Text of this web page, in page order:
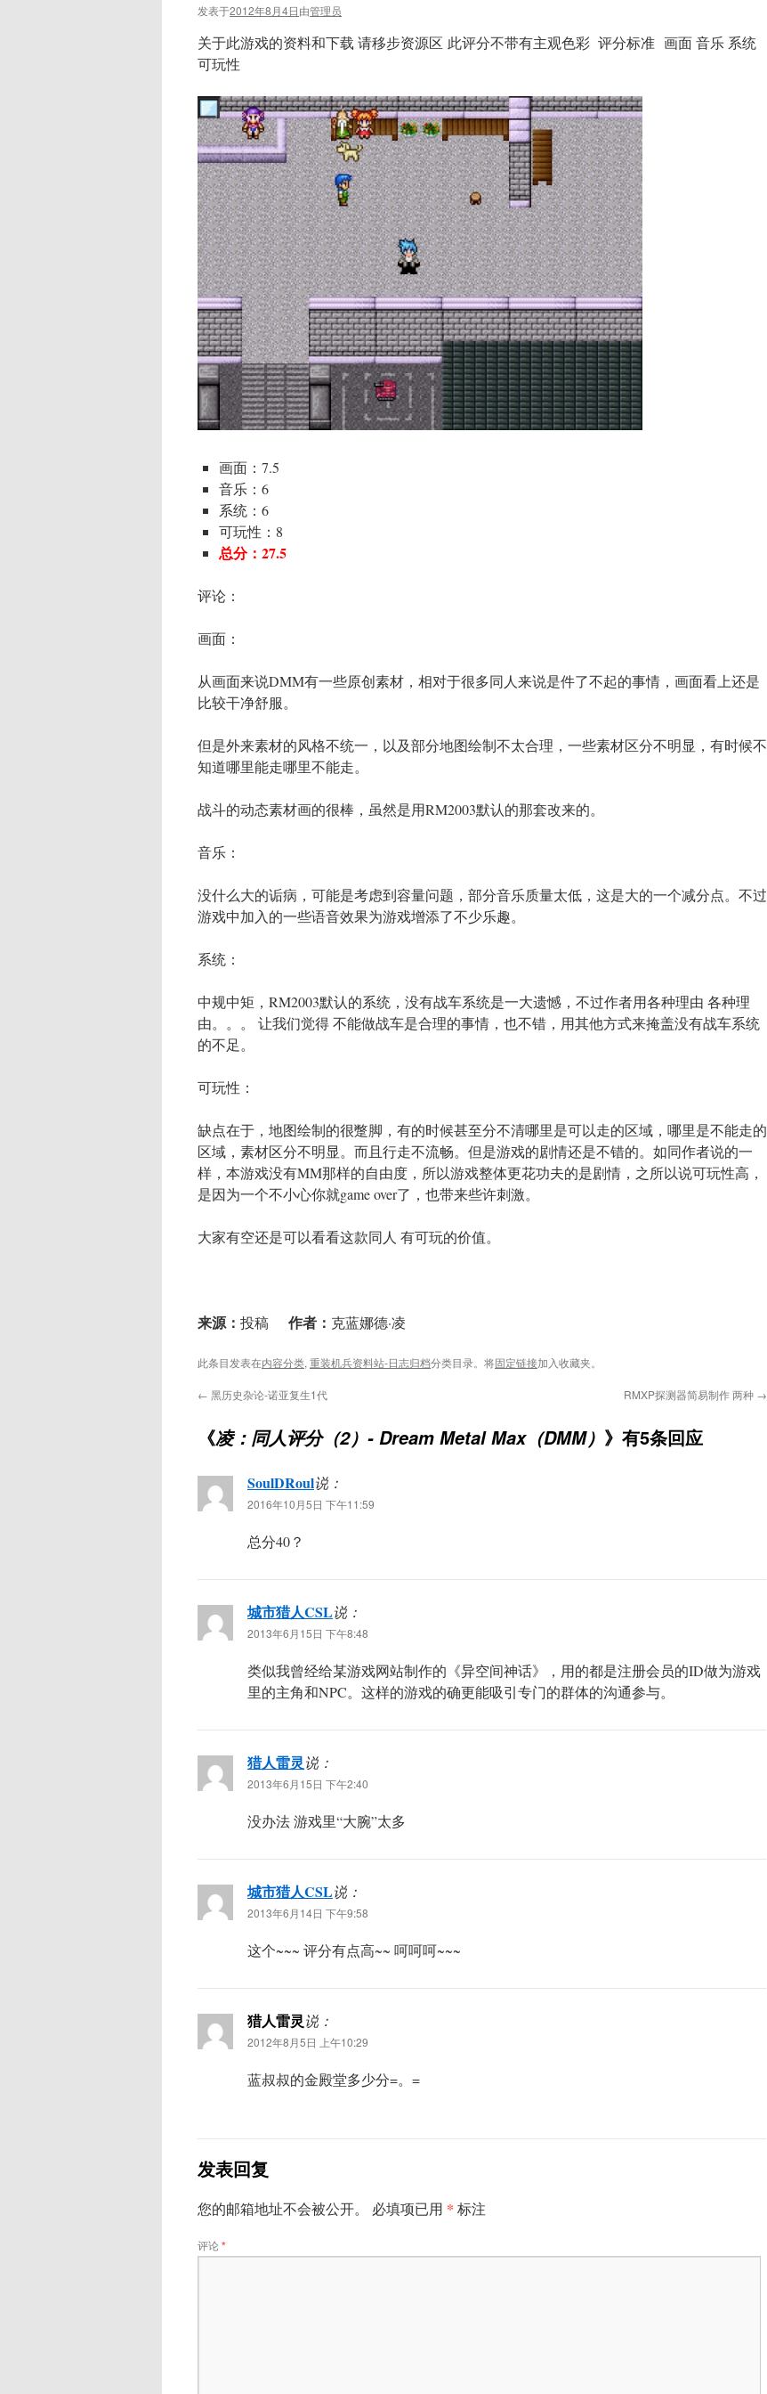
发表于2012年8月4日由管理员
关于此游戏的资料和下载 请移步资源区 此评分不带有主观色彩 评分标准 画面 音乐 系统
可玩性
画面：7.5
音乐：6
系统：6
可玩性：8
总分：27.5
评论：
画面：
从画面来说DMM有一些原创素材，相对于很多同人来说是件了不起的事情，画面看上还是
比较干净舒服。
但是外来素材的风格不统一，以及部分地图绘制不太合理，一些素材区分不明显，有时候不
知道哪里能走哪里不能走。
战斗的动态素材画的很棒，虽然是用RM2003默认的那套改来的。
音乐：
没什么大的诟病，可能是考虑到容量问题，部分音乐质量太低，这是大的一个减分点。不过
游戏中加入的一些语音效果为游戏增添了不少乐趣。
系统：
中规中矩，RM2003默认的系统，没有战车系统是一大遗憾，不过作者用各种理由 各种理
由。。。 让我们觉得 不能做战车是合理的事情，也不错，用其他方式来掩盖没有战车系统
的不足。
可玩性：
缺点在于，地图绘制的很蹩脚，有的时候甚至分不清哪里是可以走的区域，哪里是不能走的
区域，素材区分不明显。而且行走不流畅。但是游戏的剧情还是不错的。如同作者说的一
样，本游戏没有MM那样的自由度，所以游戏整体更花功夫的是剧情，之所以说可玩性高，
是因为一个不小心你就game over了，也带来些许刺激。
大家有空还是可以看看这款同人 有可玩的价值。
来源： 投稿 作者： 克蓝娜德·凌
此条目发表在内容分类, 重装机兵资料站-日志归档分类目录。将固定链接加入收藏夹。
← 黑历史杂论-诺亚复生1代 RMXP探测器简易制作 两种 →
《凌：同人评分（2）- Dream Metal Max（DMM） 》有5条回应
SoulDRoul说：
2016年10月5日 下午11:59
总分40？
城市猎人CSL说：
2013年6月15日 下午8:48
类似我曾经给某游戏网站制作的《异空间神话》，用的都是注册会员的ID做为游戏
里的主角和NPC。这样的游戏的确更能吸引专门的群体的沟通参与。
猎人雷灵说：
2013年6月15日 下午2:40
没办法 游戏里“大腕”太多
城市猎人CSL说：
2013年6月14日 下午9:58
这个~~~ 评分有点高~~ 呵呵呵~~~
猎人雷灵说：
2012年8月5日 上午10:29
蓝叔叔的金殿堂多少分=。=
发表回复
您的邮箱地址不会被公开。 必填项已用 * 标注
评论*